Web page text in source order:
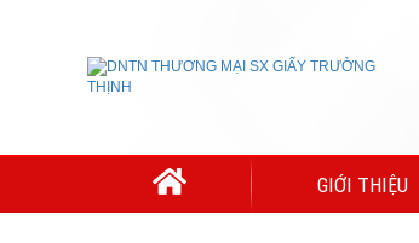
GIỚI THIỆU